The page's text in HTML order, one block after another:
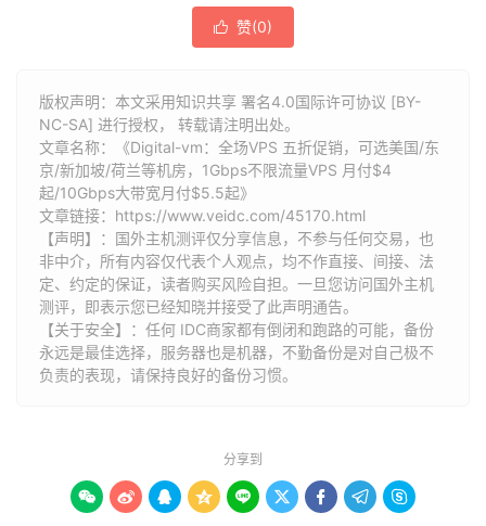
 赞(0)
版权声明：本文采用知识共享 署名4.0国际许可协议 [BY-
NC-SA] 进行授权， 转载请注明出处。
文章名称：《Digital-vm：全场VPS 五折促销，可选美国/东
京/新加坡/荷兰等机房，1Gbps不限流量VPS 月付$4
起/10Gbps大带宽月付$5.5起》
文章链接： https://www.veidc.com/45170.html
【声明】：国外主机测评仅分享信息，不参与任何交易，也
非中介，所有内容仅代表个人观点，均不作直接、间接、法
定、约定的保证，读者购买风险自担。一旦您访问国外主机
测评，即表示您已经知晓并接受了此声明通告。
【关于安全】：任何 IDC商家都有倒闭和跑路的可能，备份
永远是最佳选择，服务器也是机器，不勤备份是对自己极不
负责的表现，请保持良好的备份习惯。
分享到
        